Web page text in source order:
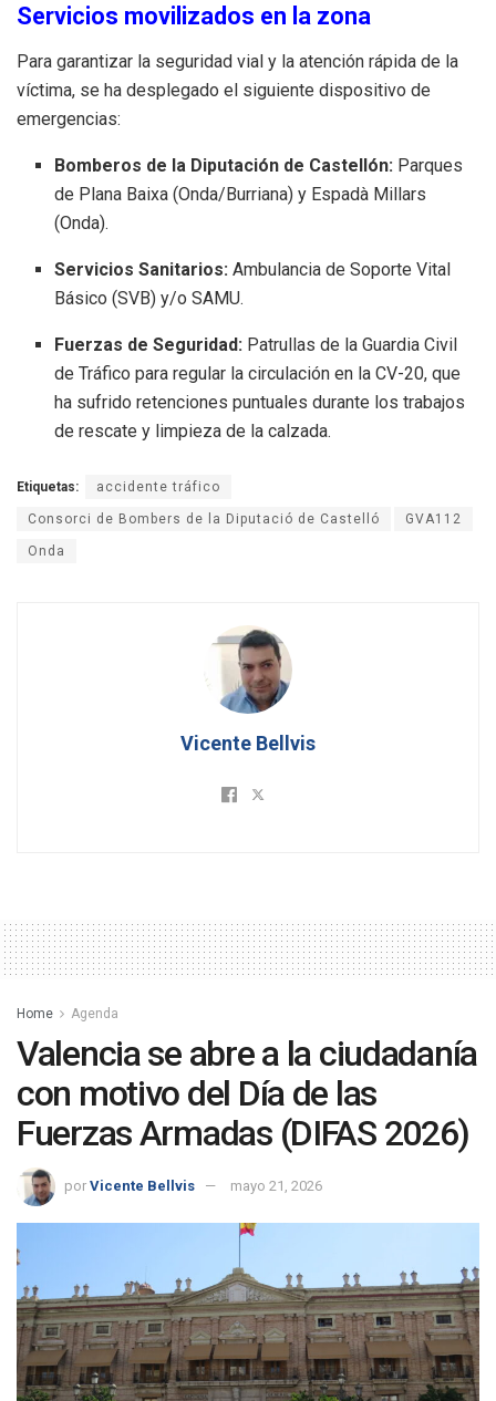
Servicios movilizados en la zona
Para garantizar la seguridad vial y la atención rápida de la
víctima, se ha desplegado el siguiente dispositivo de
emergencias:
Bomberos de la Diputación de Castellón: Parques
de Plana Baixa (Onda/Burriana) y Espadà Millars
(Onda).
Servicios Sanitarios: Ambulancia de Soporte Vital
Básico (SVB) y/o SAMU.
Fuerzas de Seguridad: Patrullas de la Guardia Civil
de Tráfico para regular la circulación en la CV-20, que
ha sufrido retenciones puntuales durante los trabajos
de rescate y limpieza de la calzada.
Etiquetas: accidente tráfico
Consorci de Bombers de la Diputació de Castelló GVA112
Onda
Vicente Bellvis
Home Agenda
Valencia se abre a la ciudadanía
con motivo del Día de las
Fuerzas Armadas (DIFAS 2026)
por Vicente Bellvis mayo 21, 2026